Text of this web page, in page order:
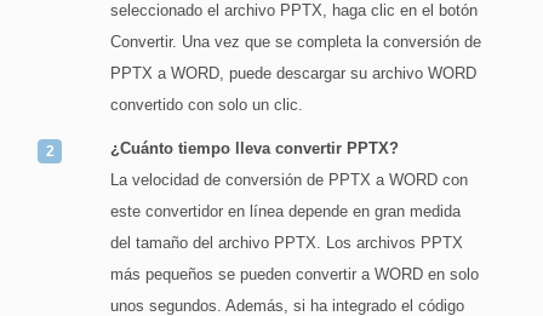
seleccionado el archivo PPTX, haga clic en el botón
Convertir. Una vez que se completa la conversión de
PPTX a WORD, puede descargar su archivo WORD
convertido con solo un clic.
¿Cuánto tiempo lleva convertir PPTX?
La velocidad de conversión de PPTX a WORD con
este convertidor en línea depende en gran medida
del tamaño del archivo PPTX. Los archivos PPTX
más pequeños se pueden convertir a WORD en solo
unos segundos. Además, si ha integrado el código